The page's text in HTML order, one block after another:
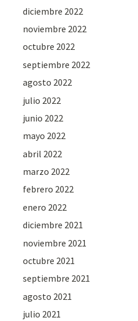
diciembre 2022
noviembre 2022
octubre 2022
septiembre 2022
agosto 2022
julio 2022
junio 2022
mayo 2022
abril 2022
marzo 2022
febrero 2022
enero 2022
diciembre 2021
noviembre 2021
octubre 2021
septiembre 2021
agosto 2021
julio 2021